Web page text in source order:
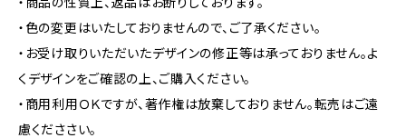
・色の変更はいたしておりませんので、ご了承ください。
・お受け取りいただいたデザインの修正等は承っておりません。よ
くデザインをご確認の上、ご購入ください。
・商用利用ＯＫですが、著作権は放棄しておりません。転売はご遠
慮くだささい。